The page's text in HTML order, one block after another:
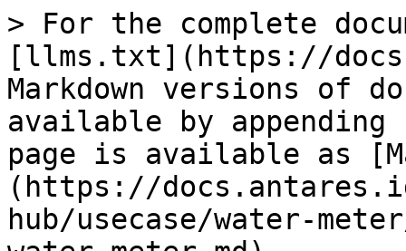
> For the complete
[llms.txt](https://
Markdown versions of
available by
page is available as
(https://
hub/usecase/water-